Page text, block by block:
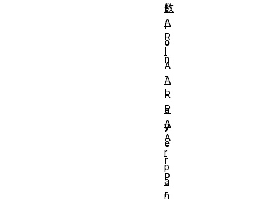
t
i
o
n
-
L
a
y
e
r
P
r
数
A
R
I
A
A
R
P
A
A
r
p
a
n